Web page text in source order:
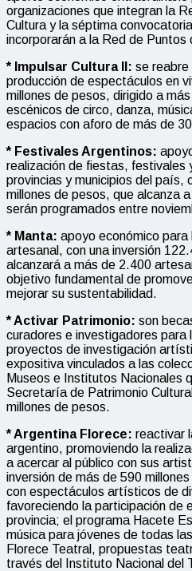
organizaciones que integran la
Cultura y la séptima
incorporarán a la Red de Puntos
* Impulsar Cultura II: se reabre
producción de espectáculos en
millones de pesos, dirigido a
escénicos de circo, danza,
espacios con aforo de más de
* Festivales Argentinos:
realización de fiestas, festivales
provincias y municipios del país,
millones de pesos, que alcanza
serán programados entre
* Manta: apoyo económico
artesanal, con una inversión
alcanzará a más de 2.400
objetivo fundamental de
mejorar su sustentabilidad.
* Activar Patrimonio: son
curadores e investigadores para
proyectos de investigación
expositiva vinculados a las
Museos e Institutos Nacionales
Secretaría de Patrimonio
millones de pesos.
* Argentina Florece: reactivar
argentino, promoviendo la
a acercar al público con sus
inversión de más de 590
con espectáculos artísticos de
favoreciendo la participación de
provincia; el programa Hacete
música para jóvenes de todas
Florece Teatral, propuestas
través del Instituto Nacional del